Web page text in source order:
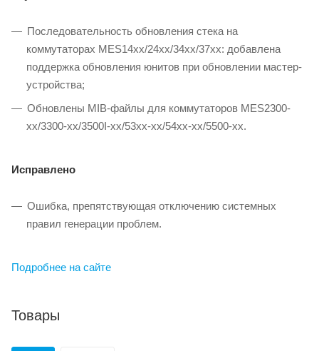
Последовательность обновления стека на
коммутаторах MES14xx/24xx/34xx/37xx: добавлена
поддержка обновления юнитов при обновлении мастер-
устройства;
Обновлены MIB-файлы для коммутаторов MES2300-
xx/3300-xx/3500I-xx/53xx-xx/54xx-xx/5500-xx.
Исправлено
Ошибка, препятствующая отключению системных
правил генерации проблем.
Подробнее на сайте
Товары